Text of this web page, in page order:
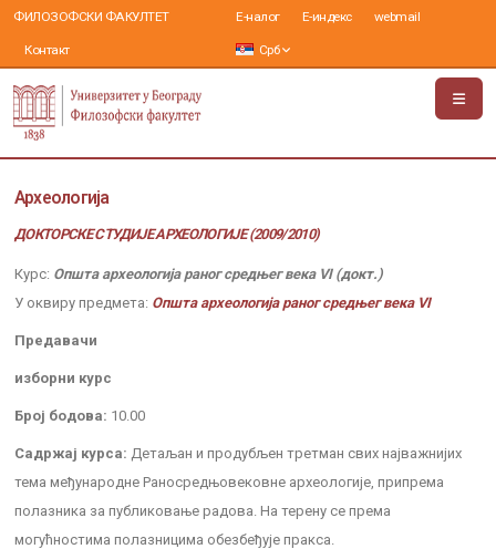
ФИЛОЗОФСКИ ФАКУЛТЕТ
Контакт
Е-налог Е-индекс webmail
Срб
Археологија
ДОКТОРСКЕ СТУДИЈЕ АРХЕОЛОГИЈЕ (2009/2010)
Курс: Општа археологија раног средњег века VI (докт.)
У оквиру предмета: Општа археологија раног средњег века VI
Предавачи
изборни курс
Број бодова: 10.00
Садржај курса: Детаљан и продубљен третман свих најважнијих
тема међународне Раносредњовековне археологије, припрема
полазника за публиковање радова. На терену се према
могућностима полазницима обезбеђује пракса.